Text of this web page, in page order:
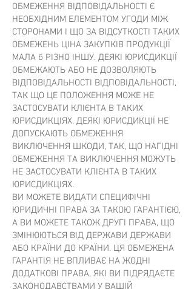
ОБМЕЖЕННЯ ВІДПОВІДАЛЬНОСТІ Є
НЕОБХІДНИМ ЕЛЕМЕНТОМ УГОДИ МІЖ
СТОРОНАМИ І ЩО ЗА ВІДСУТКОСТІ ТАКИХ
ОБМЕЖЕНЬ ЦІНА ЗАКУПКІВ ПРОДУКЦІЇ
МАЛА б РІЗНО ІНШУ. ДЕЯКІ ЮРИСДИКЦІЇ
ОБМЕЖАЮТЬ АБО НЕ ДОЗВОЛЯЮТЬ
ВІДПОВІДАЛЬНОСТІ ВІДПОВІДАЛЬНОСТІ,
ТАК ЩО ЦЕ ПОЛОЖЕННЯ МОЖЕ НЕ
ЗАСТОСУВАТИ КЛІЄНТА В ТАКИХ
ЮРИСДИКЦІЯХ. ДЕЯКІ ЮРИСДИКЦІЇ НЕ
ДОПУСКАЮТЬ ОБМЕЖЕННЯ
ВИКЛЮЧЕННЯ ШКОДИ, ТАК, ЩО НАГІДНІ
ОБМЕЖЕННЯ ТА ВИКЛЮЧЕННЯ МОЖУТЬ
НЕ ЗАСТОСУВАТИ КЛІЄНТА В ТАКИХ
ЮРИСДИКЦІЯХ.
ВИ МОЖЕТЕ ВИДАТИ СПЕЦИФІЧНІ
ЮРИДИЧНІ ПРАВА ЗА ТАКОЮ ГАРАНТІЄЮ,
А ВИ МОЖЕТЕ ТАКОЖ ДРУГІ ПРАВА, ЩО
ЗМІНЮЮТЬСЯ ВІД ДЕРЖАВИ ДЕРЖАВИ
АБО КРАЇНИ ДО КРАЇНИ. ЦЯ ОБМЕЖЕНА
ГАРАНТІЯ НЕ ВПЛИВАЄ НА ЖОДНІ
ДОДАТКОВІ ПРАВА, ЯКІ ВИ ПІДРЯДАЄТЕ
ЗАКОНОДАВСТВАМИ У ВАШІЙ